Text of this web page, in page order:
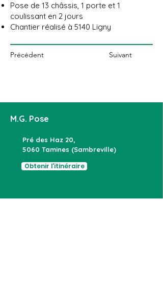
Pose de 13 châssis, 1 porte et 1
coulissant en 2 jours
Chantier réalisé à 5140 Ligny
Précédent Suivant
M.G. Pose
Pré des Haz 20,
5060 Tamines (Sambreville)
Obtenir l'itinéraire
Devis & RDV :071 76 12 73